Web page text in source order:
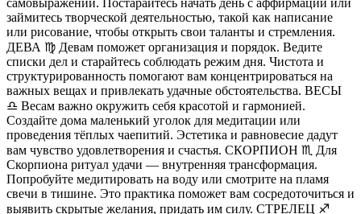
займитесь творческой деятельностью, такой как написание
или рисование, чтобы открыть свои таланты и стремления.
ДЕВА ♍️ Девам поможет организация и порядок. Ведите
списки дел и старайтесь соблюдать режим дня. Чистота и
структурированность помогают вам концентрироваться на
важных вещах и привлекать удачные обстоятельства. ВЕСЫ
♎️ Весам важно окружить себя красотой и гармонией.
Создайте дома маленький уголок для медитации или
проведения тёплых чаепитий. Эстетика и равновесие дадут
вам чувство удовлетворения и счастья. СКОРПИОН ♏️ Для
Скорпиона ритуал удачи — внутренняя трансформация.
Попробуйте медитировать на воду или смотрите на пламя
свечи в тишине. Это практика поможет вам сосредоточиться и
выявить скрытые желания, придать им силу. СТРЕЛЕЦ ♐️